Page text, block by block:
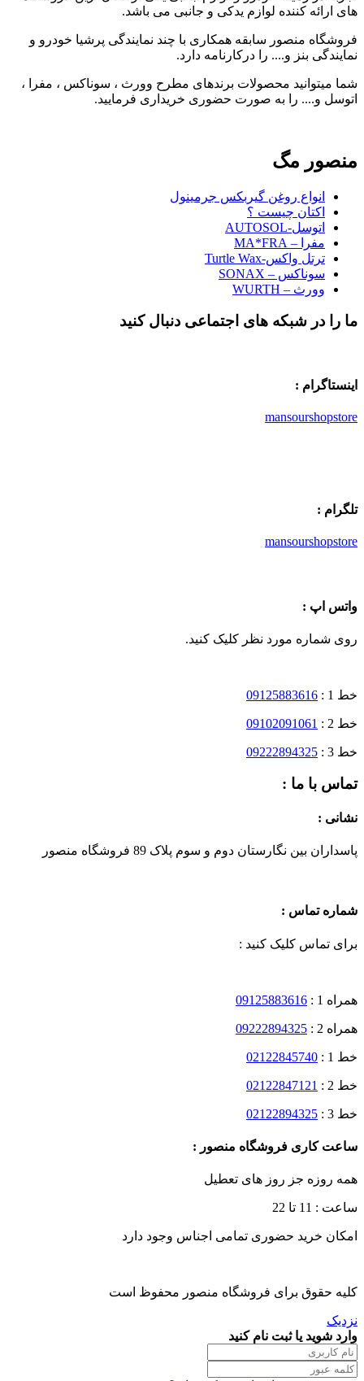
های ارائه کننده لوازم یدکی و جانبی می باشد.
فروشگاه منصور سابقه همکاری با چند نمایندگی پرشیا خودرو و
نمایندگی بنز و.... را درکارنامه دارد.
شما میتوانید محصولات برندهای مطرح وورث ، سوناکس ، مفرا ،
اتوسل و.... را به صورت حضوری خریداری فرمایید.
منصور مگ
انواع روغن گیربکس جرمینول
اکتان چیست ؟
اتوسل-AUTOSOL
مفرا – MA*FRA
ترتل واکس-Turtle Wax
سوناکس – SONAX
وورث – WURTH
ما را در شبکه های اجتماعی دنبال کنید
اینستاگرام :
mansourshopstore
تلگرام :
mansourshopstore
واتس اپ :
روی شماره مورد نظر کلیک کنید.
خط 1 : 09125883616
خط 2 : 09102091061
خط 3 : 09222894325
تماس با ما :
نشانی :
پاسداران بین نگارستان دوم و سوم پلاک 89 فروشگاه منصور
شماره تماس :
برای تماس کلیک کنید :
همراه 1 : 09125883616
همراه 2 : 09222894325
خط 1 : 02122845740
خط 2 : 02122847121
خط 3 : 02122894325
ساعت کاری فروشگاه منصور :
همه روزه جز روز های تعطیل
ساعت : 11 تا 22
امکان خرید حضوری تمامی اجناس وجود دارد
کلیه حقوق برای فروشگاه منصور محفوظ است
نزدیک
وارد شوید یا ثبت نام کنید